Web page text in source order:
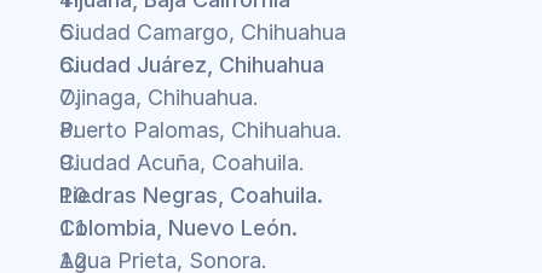
Ciudad Camargo, Chihuahua
Ciudad Juárez, Chihuahua
Ojinaga, Chihuahua.
Puerto Palomas, Chihuahua.
Ciudad Acuña, Coahuila.
Piedras Negras, Coahuila.
Colombia, Nuevo León.
Agua Prieta, Sonora.